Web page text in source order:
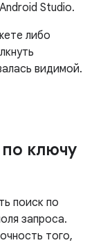
Studio.
либо
видимой.
ключу
поиск по
запроса.
того,